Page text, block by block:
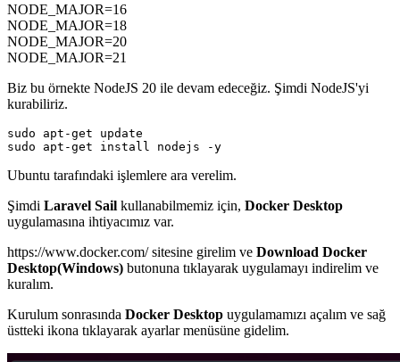
NODE_MAJOR=16
NODE_MAJOR=18
NODE_MAJOR=20
NODE_MAJOR=21
Biz bu örnekte NodeJS 20 ile devam edeceğiz. Şimdi NodeJS'yi
kurabiliriz.
sudo apt-get update
sudo apt-get install nodejs -y
Ubuntu tarafındaki işlemlere ara verelim.
Şimdi Laravel Sail kullanabilmemiz için, Docker Desktop
uygulamasına ihtiyacımız var.
https://www.docker.com/ sitesine girelim ve Download Docker
Desktop(Windows) butonuna tıklayarak uygulamayı indirelim ve
kuralım.
Kurulum sonrasında Docker Desktop uygulamamızı açalım ve sağ
üstteki ikona tıklayarak ayarlar menüsüne gidelim.